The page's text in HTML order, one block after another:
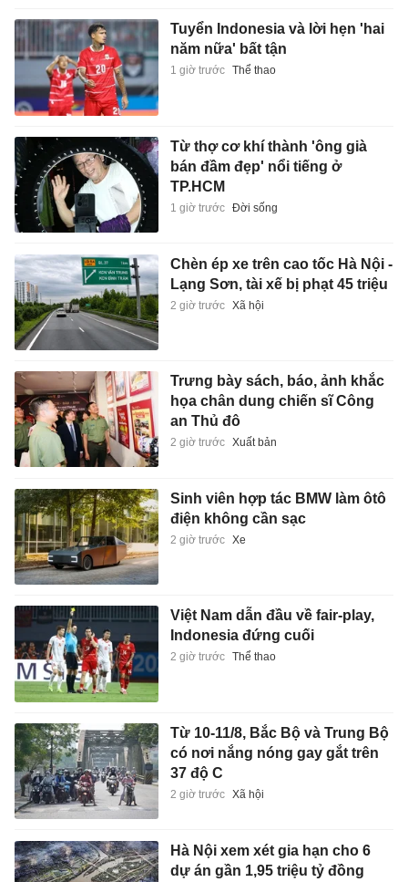
Tuyển Indonesia và lời hẹn 'hai
năm nữa' bất tận
1 giờ trước Thể thao
Từ thợ cơ khí thành 'ông già
bán đầm đẹp' nổi tiếng ở
TP.HCM
1 giờ trước Đời sống
Chèn ép xe trên cao tốc Hà Nội -
Lạng Sơn, tài xế bị phạt 45 triệu
2 giờ trước Xã hội
Trưng bày sách, báo, ảnh khắc
họa chân dung chiến sĩ Công
an Thủ đô
2 giờ trước Xuất bản
Sinh viên hợp tác BMW làm ôtô
điện không cần sạc
2 giờ trước Xe
Việt Nam dẫn đầu về fair-play,
Indonesia đứng cuối
2 giờ trước Thể thao
Từ 10-11/8, Bắc Bộ và Trung Bộ
có nơi nắng nóng gay gắt trên
37 độ C
2 giờ trước Xã hội
Hà Nội xem xét gia hạn cho 6
dự án gần 1,95 triệu tỷ đồng